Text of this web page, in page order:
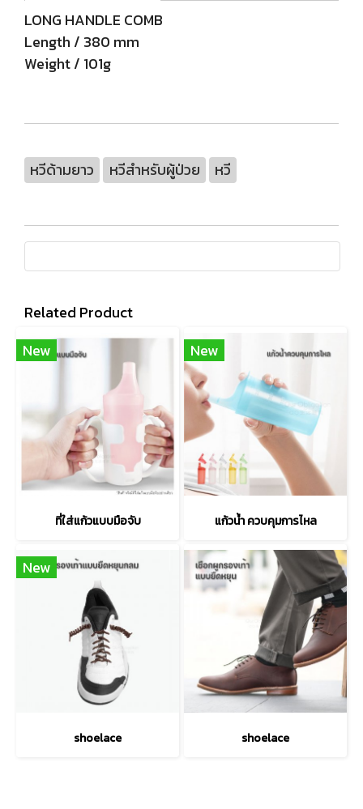
LONG HANDLE COMB
Length / 380 mm
Weight / 101g
หวีด้ามยาว หวีสำหรับผู้ป่วย หวี
Related Product
New
ที่ใส่แก้วแบบมือจับ
New
แก้วน้ำ ควบคุมการไหล
New
shoelace shoelace